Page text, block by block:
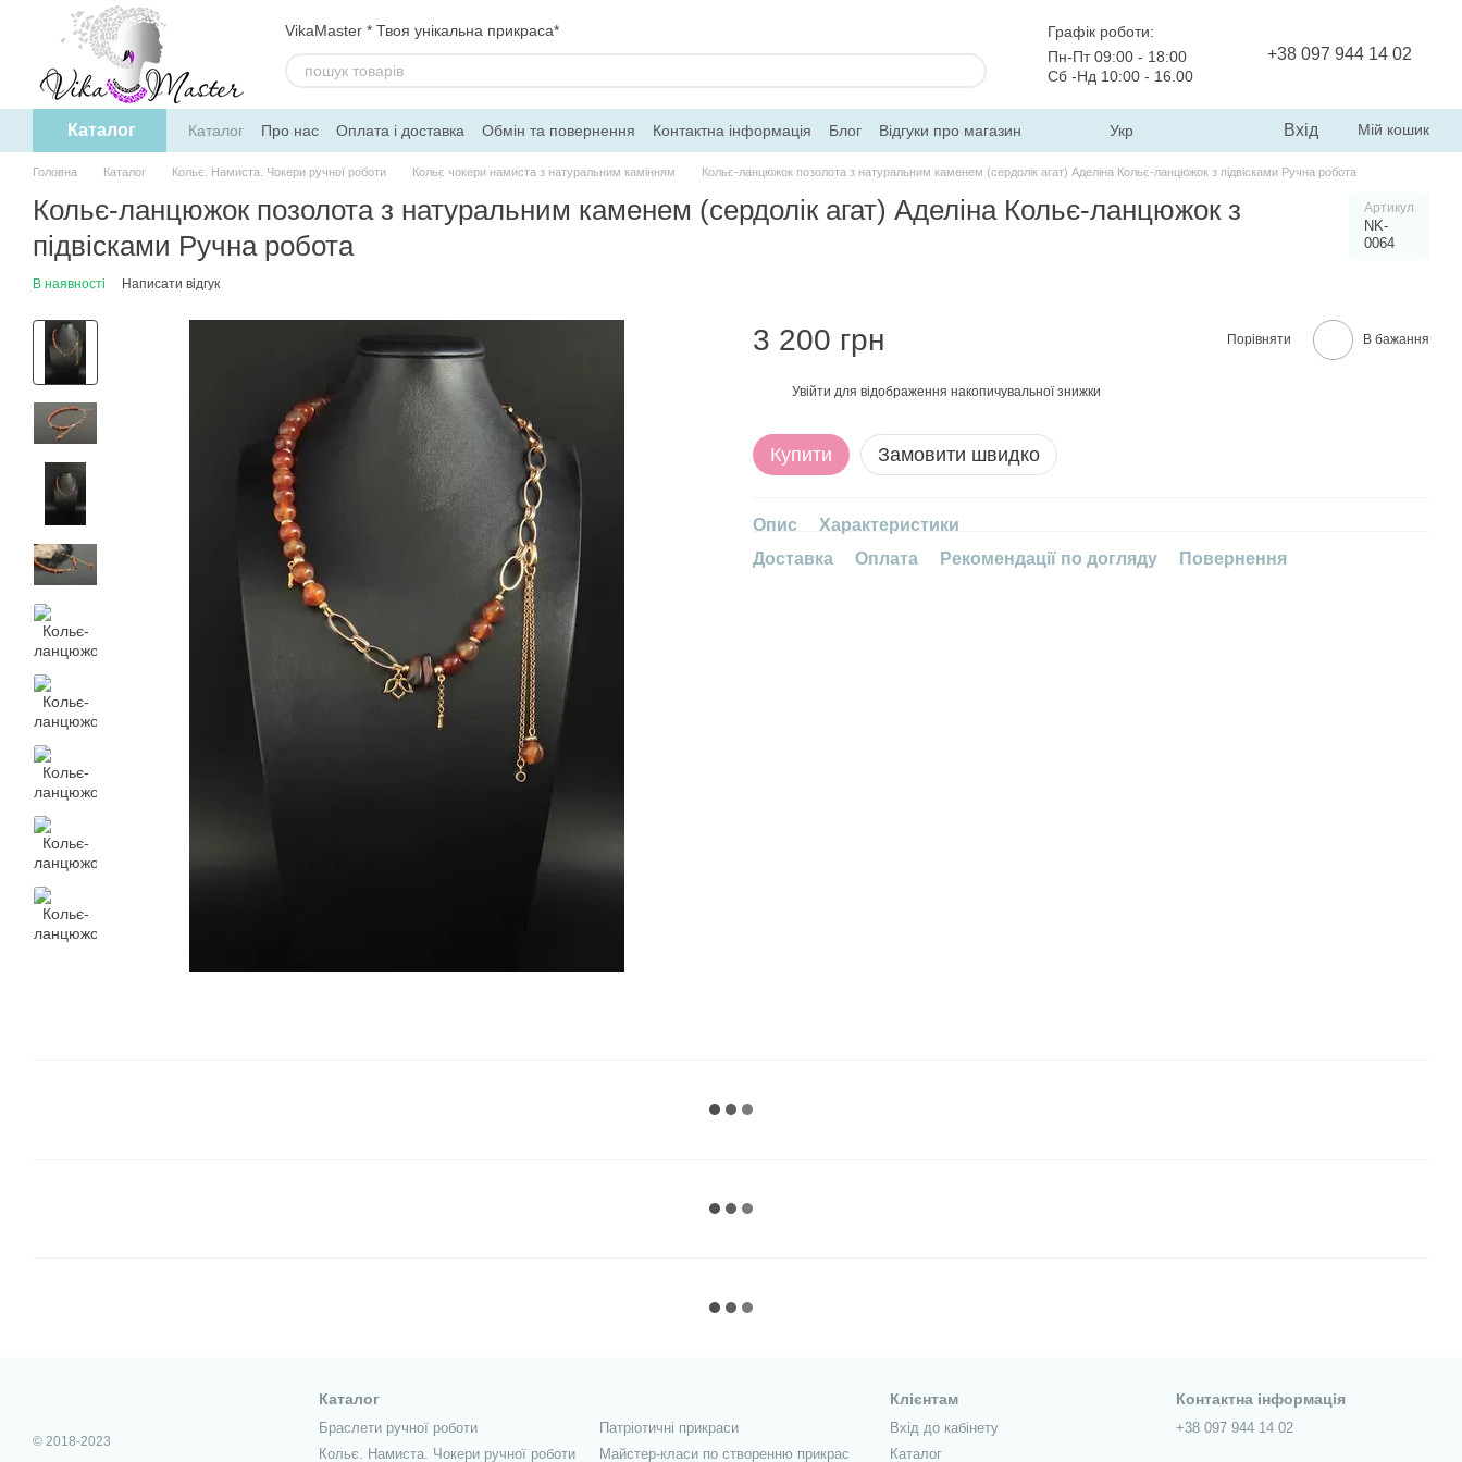
Перейти до основного контенту
VikaMaster * Твоя унікальна прикраса*
Графік роботи:
Пн-Пт 09:00 - 18:00
Сб -Нд 10:00 - 16.00
+38 097 944 14 02
Каталог Каталог Про нас Оплата і доставка Обмін та повернення Контактна інформація Блог
Відгуки про магазин
Політика конфіденційності
Договір оферти
Укр Вхід Мій кошик
Головна Каталог Кольє. Намиста. Чокери ручної роботи Кольє чокери намиста з натуральним камінням Кольє-ланцюжок позолота з натуральним каменем (сердолік агат) Аделіна Кольє-ланцюжок з підвісками Ручна робота
Кольє-ланцюжок позолота з натуральним каменем (сердолік агат) Аделіна Кольє-ланцюжок з
підвісками Ручна робота
Артикул
NK-
0064
В наявності Написати відгук
3 200 грн Порівняти В бажання
Увійти для відображення накопичувальної знижки
Купити Замовити швидко
Опис
Характеристики
Доставка
Оплата Рекомендації по догляду Повернення
© 2018-2023
Каталог
Браслети ручної роботи
Кольє. Намиста. Чокери ручної роботи
Патріотичні прикраси
Майстер-класи по створенню прикрас
Клієнтам
Вхід до кабінету
Каталог
Контактна інформація
+38 097 944 14 02